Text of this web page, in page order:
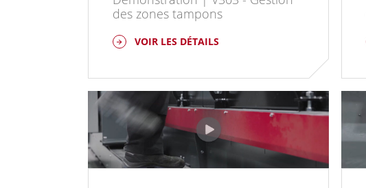
des zones tampons
VOIR LES DÉTAILS